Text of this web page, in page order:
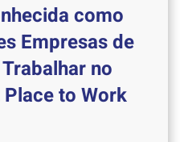
como
Empresas de
no
to Work